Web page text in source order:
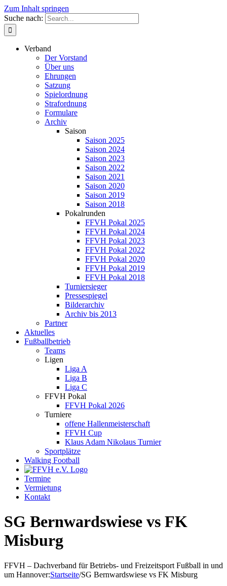
Zum Inhalt springen
Suche nach:
Verband
Der Vorstand
Über uns
Ehrungen
Satzung
Spielordnung
Strafordnung
Formulare
Archiv
Saison
Saison 2025
Saison 2024
Saison 2023
Saison 2022
Saison 2021
Saison 2020
Saison 2019
Saison 2018
Pokalrunden
FFVH Pokal 2025
FFVH Pokal 2024
FFVH Pokal 2023
FFVH Pokal 2022
FFVH Pokal 2020
FFVH Pokal 2019
FFVH Pokal 2018
Turniersieger
Pressespiegel
Bilderarchiv
Archiv bis 2013
Partner
Aktuelles
Fußballbetrieb
Teams
Ligen
Liga A
Liga B
Liga C
FFVH Pokal
FFVH Pokal 2026
Turniere
offene Hallenmeisterschaft
FFVH Cup
Klaus Adam Nikolaus Turnier
Sportplätze
Walking Football
Termine
Vermietung
Kontakt
SG Bernwardswiese vs FK
Misburg
FFVH – Dachverband für Betriebs- und Freizeitsport Fußball in und
um Hannover:Startseite/SG Bernwardswiese vs FK Misburg